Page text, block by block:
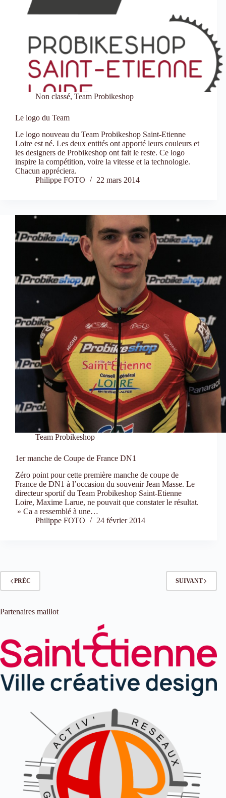
Non classé, Team Probikeshop
Le logo du Team
Le logo nouveau du Team Probikeshop Saint-Etienne
Loire est né. Les deux entités ont apporté leurs couleurs et
les designers de Probikeshop ont fait le reste. Ce logo
inspire la compétition, voire la vitesse et la technologie.
Chacun appréciera.
Philippe FOTO
22 mars 2014
Team Probikeshop
1er manche de Coupe de France DN1
Zéro point pour cette première manche de coupe de
France de DN1 à l’occasion du souvenir Jean Masse. Le
directeur sportif du Team Probikeshop Saint-Etienne
Loire, Maxime Larue, ne pouvait que constater le résultat.
» Ca a ressemblé à une…
Philippe FOTO
24 février 2014
PRÉC SUIVANT
Partenaires maillot